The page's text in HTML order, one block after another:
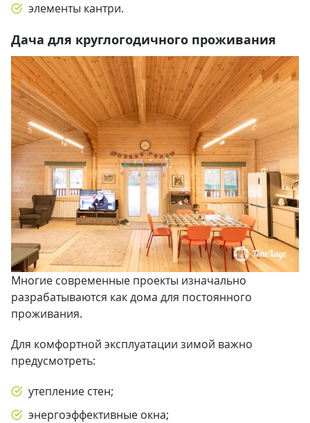
элементы кантри.
Дача для круглогодичного проживания
Многие современные проекты изначально
разрабатываются как дома для постоянного
проживания.
Для комфортной эксплуатации зимой важно
предусмотреть:
утепление стен;
энергоэффективные окна;